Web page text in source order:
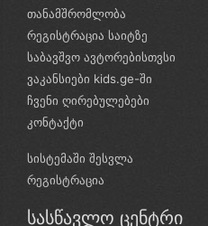
თანამშრომლობა
რეგისტრაცია საიტზე
საბავშვო ავტორებისთვსი
ვაკანსიები kids.ge-ში
ჩვენი ღირებულებები
კონტაქტი
სისტემაში შესვლა
რეგისტრაცია
სასწავლო ცენტრი